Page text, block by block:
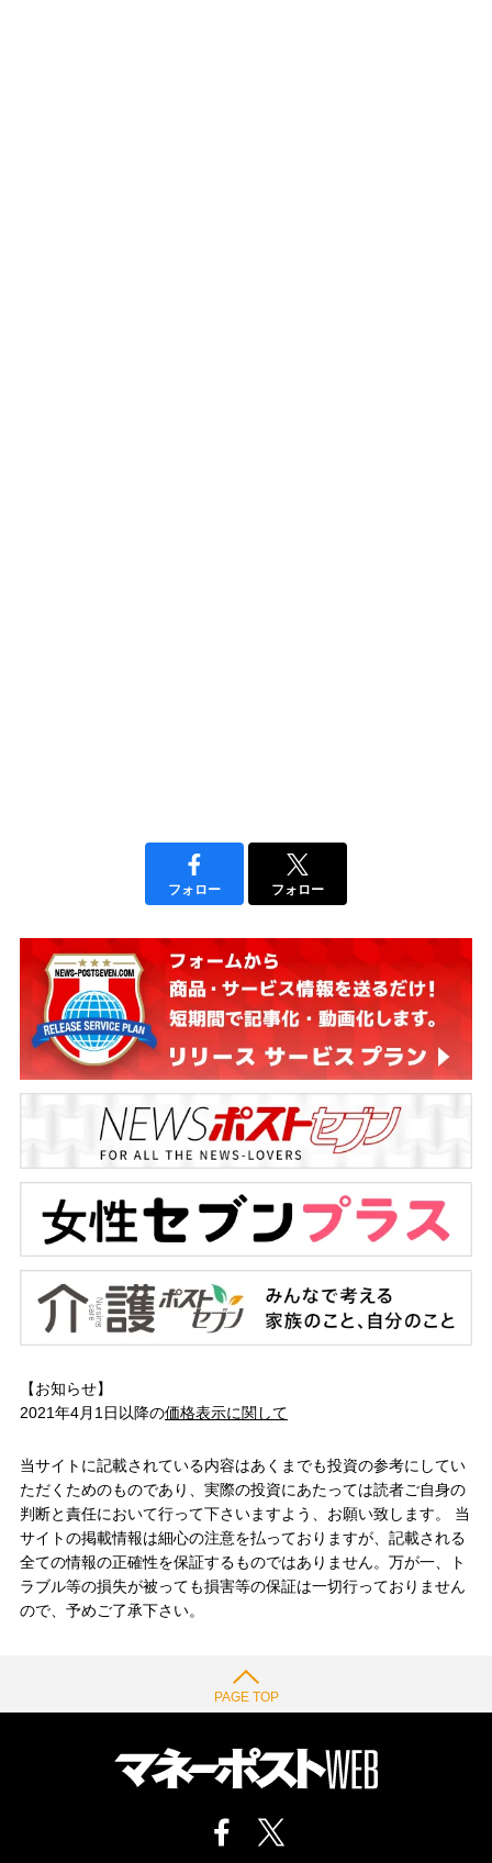
フォロー フォロー
【お知らせ】
2021年4月1日以降の価格表示に関して
当サイトに記載されている内容はあくまでも投資の参考にしてい
ただくためのものであり、実際の投資にあたっては読者ご自身の
判断と責任において行って下さいますよう、お願い致します。 当
サイトの掲載情報は細心の注意を払っておりますが、記載される
全ての情報の正確性を保証するものではありません。万が一、ト
ラブル等の損失が被っても損害等の保証は一切行っておりません
ので、予めご了承下さい。
PAGE TOP